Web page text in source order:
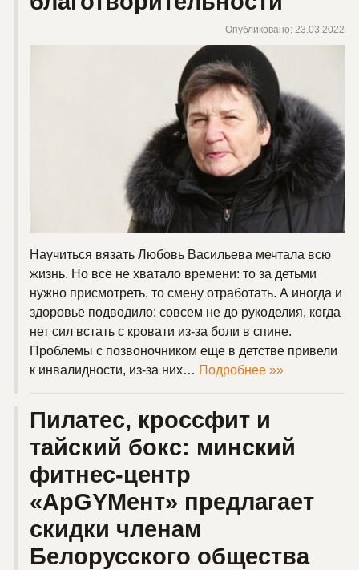
Опубликовано: 23.03.2022
Научиться вязать Любовь Васильева мечтала всю
жизнь. Но все не хватало времени: то за детьми
нужно присмотреть, то смену отработать. А иногда и
здоровье подводило: совсем не до рукоделия, когда
нет сил встать с кровати из-за боли в спине.
Проблемы с позвоночником еще в детстве привели
к инвалидности, из-за них… Подробнее »»
Пилатес, кроссфит и
тайский бокс: минский
фитнес-центр
«ApGYMент» предлагает
скидки членам
Белорусского общества